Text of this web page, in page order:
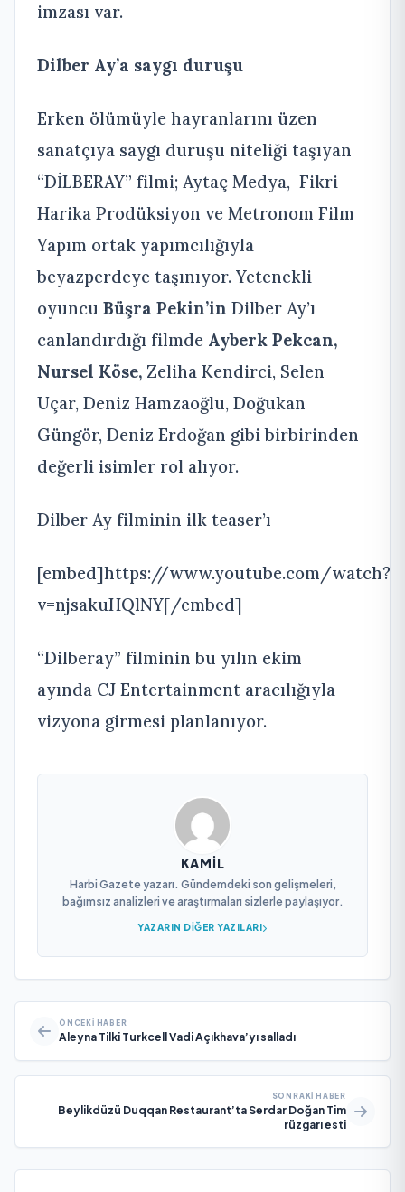
imzası var.
Dilber Ay’a saygı duruşu
Erken ölümüyle hayranlarını üzen
sanatçıya saygı duruşu niteliği taşıyan
“DİLBERAY” filmi; Aytaç Medya, Fikri
Harika Prodüksiyon ve Metronom Film
Yapım ortak yapımcılığıyla
beyazperdeye taşınıyor. Yetenekli
oyuncu Büşra Pekin’in Dilber Ay’ı
canlandırdığı filmde Ayberk Pekcan,
Nursel Köse, Zeliha Kendirci, Selen
Uçar, Deniz Hamzaoğlu, Doğukan
Güngör, Deniz Erdoğan gibi birbirinden
değerli isimler rol alıyor.
Dilber Ay filminin ilk teaser’ı
[embed]https://www.youtube.com/watch?
v=njsakuHQlNY[/embed]
“Dilberay” filminin bu yılın ekim
ayında CJ Entertainment aracılığıyla
vizyona girmesi planlanıyor.
KAMIL
Harbi Gazete yazarı. Gündemdeki son gelişmeleri,
bağımsız analizleri ve araştırmaları sizlerle paylaşıyor.
YAZARIN DIĞER YAZILARI
ÖNCEKI HABER
Aleyna Tilki Turkcell Vadi Açıkhava’yı salladı
SONRAKI HABER
Beylikdüzü Duqqan Restaurant’ta Serdar Doğan Tim
rüzgarı esti